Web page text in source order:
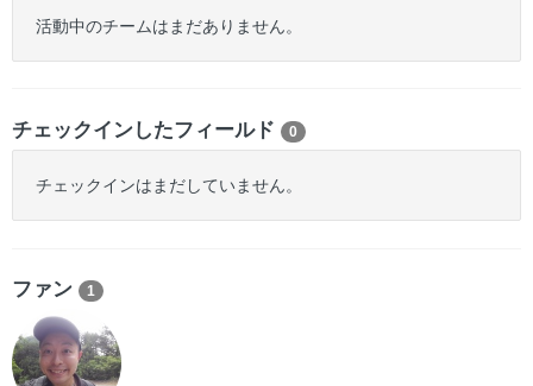
活動中のチームはまだありません。
チェックインしたフィールド 0
チェックインはまだしていません。
ファン 1